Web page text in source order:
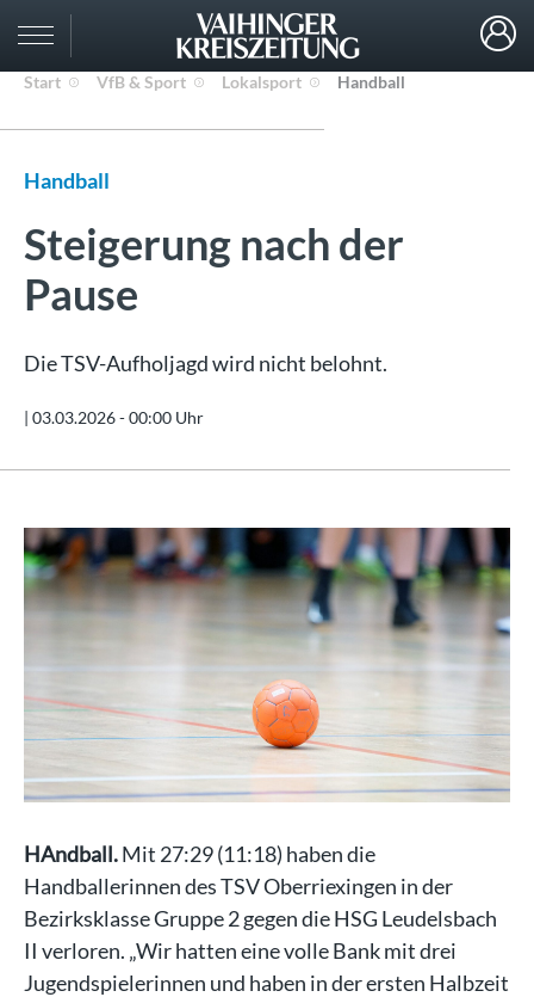
Start VfB & Sport Lokalsport Handball
Handball
Steigerung nach der
Pause
Die TSV-Aufholjagd wird nicht belohnt.
| 03.03.2026 - 00:00 Uhr
HAndball.Mit 27:29 (11:18) haben die
Handballerinnen des TSV Oberriexingen in der
Bezirksklasse Gruppe 2 gegen die HSG Leudelsbach
II verloren. „Wir hatten eine volle Bank mit drei
Jugendspielerinnen und haben in der ersten Halbzeit